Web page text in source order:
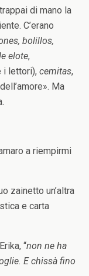
di mano la
C’erano
bolillos,
elote,
i lettori), cemitas,
Ma
a riempirmi
zainetto un’altra
e carta
“non ne ha
E chissà fino